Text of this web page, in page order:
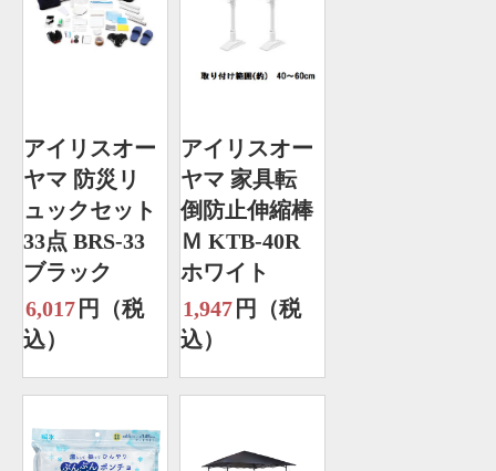
アイリスオー
ヤマ 防災リ
ュックセット
33点 BRS-33
ブラック
6,017 円（税
込）
アイリスオー
ヤマ 家具転
倒防止伸縮棒
Ｍ KTB-40R
ホワイト
1,947 円（税
込）